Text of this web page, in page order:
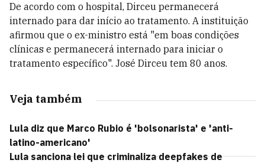
De acordo com o hospital, Dirceu permanecerá
internado para dar início ao tratamento. A instituição
afirmou que o ex-ministro está "em boas condições
clínicas e permanecerá internado para iniciar o
tratamento específico". José Dirceu tem 80 anos.
Veja também
Lula diz que Marco Rubio é 'bolsonarista' e 'anti-
latino-americano'
Lula sanciona lei que criminaliza deepfakes de